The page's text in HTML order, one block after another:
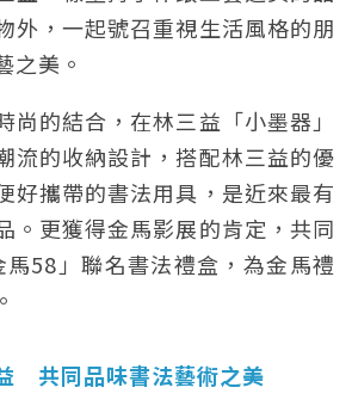
外，一起號召重視生活風格的朋
之美。
尚的結合，在林三益「小墨器」
流的收納設計，搭配林三益的優
好攜帶的書法用具，是近來最有
。更獲得金馬影展的肯定，共同
58」聯名書法禮盒，為金馬禮
共同品味書法藝術之美